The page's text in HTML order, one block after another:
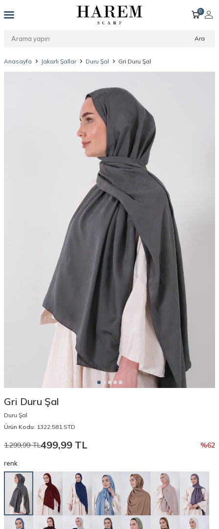
Ara
0
Anasayfa Jakarlı Şallar Duru Şal Gri Duru Şal
Gri Duru Şal
Duru Şal
Ürün Kodu: 1322.581.STD
1.299,99TL499,99 TL %62
renk